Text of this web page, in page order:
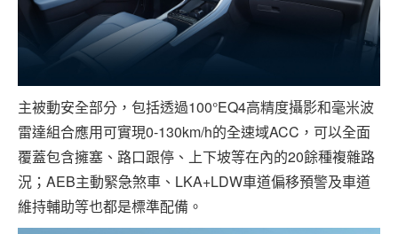
主被動安全部分，包括透過100°EQ4高精度攝影和毫米波
雷達組合應用可實現0-130km/h的全速域ACC，可以全面
覆蓋包含擁塞、路口跟停、上下坡等在內的20餘種複雜路
況；AEB主動緊急煞車、LKA+LDW車道偏移預警及車道
維持輔助等也都是標準配備。